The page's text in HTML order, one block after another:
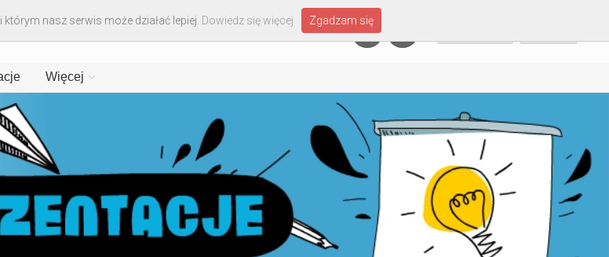
Więcej
nasz serwis może działać lepiej. Dowiedz się więcej Zgadzam się